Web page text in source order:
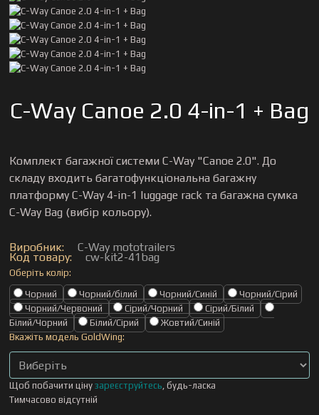
C-Way Canoe 2.0 4-in-1 + Bag
Комплект багажної системи C-Way "Canoe 2.0". До
складу входить багатофункціональна багажну
платформу C-Way 4-in-1 luggage rack та багажна сумка
C-Way Bag (вибір кольору).
Виробник: C-Way mototrailers
Код товару: cw-kit2-41bag
Оберіть колір:
Чорний
Чорний/білий Чорний/Синій
Чорний/Сірий
Чорний/Червоний
Сірий/Чорний
Сірий/Білий
Білий/Чорний
Білий/Сірий
Жовтий/Синій
Вкажіть модель GoldWing:
Щоб побачити цінузареєструйтесь, будь-ласка
Тимчасово відсутній